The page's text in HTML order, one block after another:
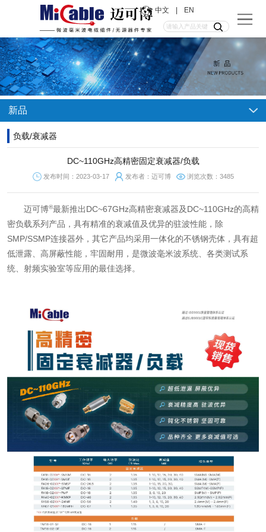
中文 | EN
新品
负载/衰减器
DC~110GHz高精密固定衰减器/负载
发布时间：2023-03-17 发布者：迈可博 浏览次数：3485
迈可博®最新推出DC~67GHz高精密衰减器及DC~110GHz的高精
密负载系列产品，具有精准的衰减值及优异的驻波性能，除
SMP/SSMP连接器外，其它产品均采用一体化的不锈钢壳体，具有超
低泄露、高屏蔽性能，牢固耐用，是微波毫米波系统、各类测试系
统、射频实验室等应用的最佳选择。